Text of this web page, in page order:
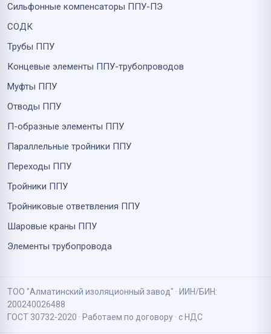
Сильфонные компенсаторы ППУ-ПЭ
СОДК
Трубы ППУ
Концевые элементы ППУ-трубопроводов
Муфты ППУ
Отводы ППУ
П-образные элементы ППУ
Параллельные тройники ППУ
Переходы ППУ
Тройники ППУ
Тройниковые ответвления ППУ
Шаровые краны ППУ
Элементы трубопровода
ТОО "Алматинский изоляционный завод" · ИИН/БИН:
200240026488
ГОСТ 30732-2020 · Работаем по договору · с НДС